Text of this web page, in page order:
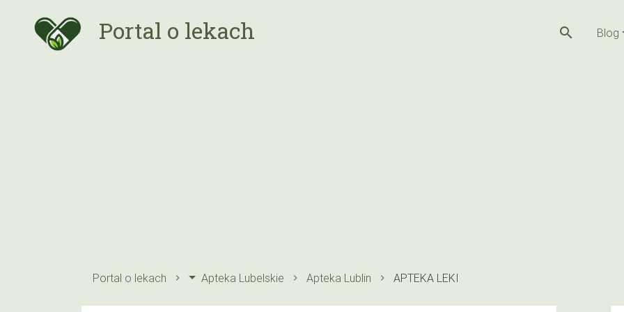
Portal o lekach search Blog
Portal o lekach Apteka Lubelskie Apteka Lublin APTEKA LEKI